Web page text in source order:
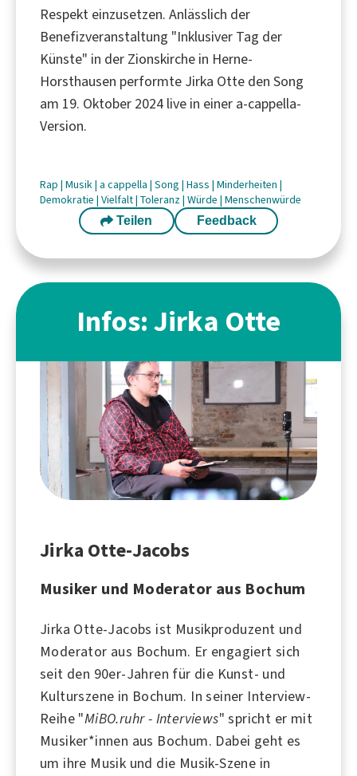
Respekt einzusetzen. Anlässlich der
Benefizveranstaltung "Inklusiver Tag der
Künste" in der Zionskirche in Herne-
Horsthausen performte Jirka Otte den Song
am 19. Oktober 2024 live in einer a-cappella-
Version.
Rap | Musik| a cappella | Song | Hass | Minderheiten |
Demokratie | Vielfalt| Toleranz| Würde | Menschenwürde
Teilen Feedback
Infos: Jirka Otte
Jirka Otte-Jacobs
Musiker und Moderator aus Bochum
Jirka Otte-Jacobs ist Musikproduzent und
Moderator aus Bochum. Er engagiert sich
seit den 90er-Jahren für die Kunst- und
Kulturszene in Bochum. In seiner Interview-
Reihe "MiBO.ruhr - Interviews" spricht er mit
Musiker*innen aus Bochum. Dabei geht es
um ihre Musik und die Musik-Szene in